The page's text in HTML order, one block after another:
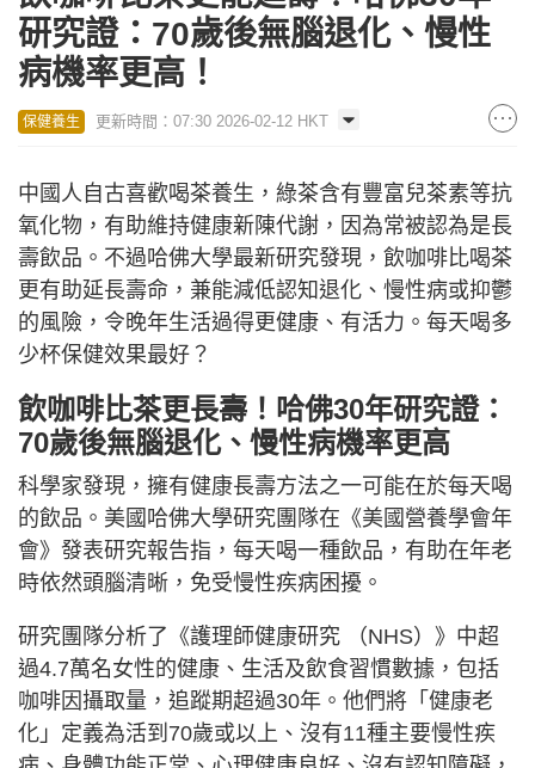
研究證：70歲後無腦退化、慢性
病機率更高！
保健養生 更新時間：07:30 2026-02-12 HKT
中國人自古喜歡喝茶養生，綠茶含有豐富兒茶素等抗
氧化物，有助維持健康新陳代謝，因為常被認為是長
壽飲品。不過哈佛大學最新研究發現，飲咖啡比喝茶
更有助延長壽命，兼能減低認知退化、慢性病或抑鬱
的風險，令晚年生活過得更健康、有活力。每天喝多
少杯保健效果最好？
飲咖啡比茶更長壽！哈佛30年研究證：
70歲後無腦退化、慢性病機率更高
科學家發現，擁有健康長壽方法之一可能在於每天喝
的飲品。美國哈佛大學研究團隊在《美國營養學會年
會》發表研究報告指，每天喝一種飲品，有助在年老
時依然頭腦清晰，免受慢性疾病困擾。
研究團隊分析了《護理師健康研究 （NHS）》中超
過4.7萬名女性的健康、生活及飲食習慣數據，包括
咖啡因攝取量，追蹤期超過30年。他們將「健康老
化」定義為活到70歲或以上、沒有11種主要慢性疾